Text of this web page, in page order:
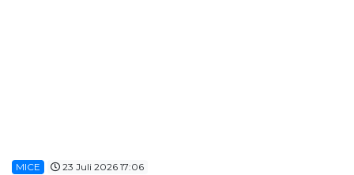
MICE 23 Juli 2026 17:06